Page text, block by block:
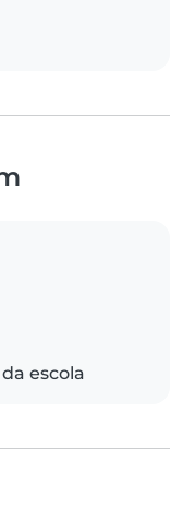
escola